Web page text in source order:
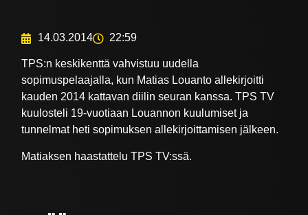
14.03.2014 22:59
TPS:n keskikenttä vahvistuu uudella
sopimuspelaajalla, kun Matias Louanto allekirjoitti
kauden 2014 kattavan diilin seuran kanssa. TPS TV
kuulosteli 19-vuotiaan Louannon kuulumiset ja
tunnelmat heti sopimuksen allekirjoittamisen jälkeen.
Matiaksen haastattelu TPS TV:ssä.